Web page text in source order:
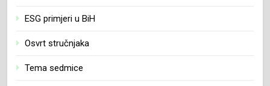
ESG primjeri u BiH
Osvrt stručnjaka
Tema sedmice